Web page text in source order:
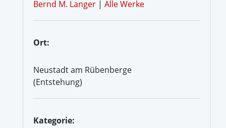
Bernd M. Langer | Alle Werke
Ort:
Neustadt am Rübenberge
(Entstehung)
Kategorie: